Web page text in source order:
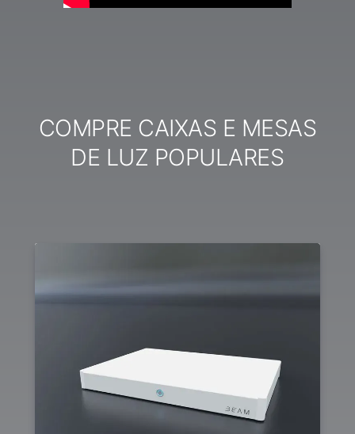
COMPRE CAIXAS E MESAS
DE LUZ POPULARES